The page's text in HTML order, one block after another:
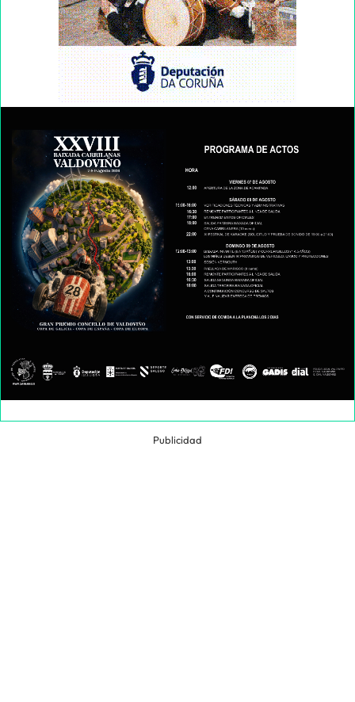
Publicidad